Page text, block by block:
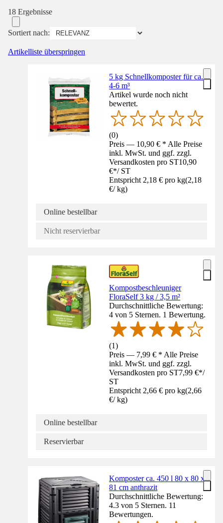
18 Ergebnisse
Sortiert nach:
Artikelliste überspringen
5 kg Schnellkomposter für ca.
4-6 m³
Artikel wurde noch nicht
bewertet.
(0)
Preis — 10,90 € * Alle Preise
inkl. MwSt. und ggf. zzgl.
Versandkosten pro ST10,90
€*/ ST
Entspricht 2,18 € pro kg(2,18
€/ kg)
Online bestellbar
Nicht reservierbar
Kompostbeschleuniger
FloraSelf 3 kg / 3,5 m²
Durchschnittliche Bewertung:
4 von 5 Sternen. 1 Bewertung.
(1)
Preis — 7,99 € * Alle Preise
inkl. MwSt. und ggf. zzgl.
Versandkosten pro ST7,99 €*/
ST
Entspricht 2,66 € pro kg(2,66
€/ kg)
Online bestellbar
Reservierbar
Komposter ca. 450 l 80 x 80 x
81 cm anthrazit
Durchschnittliche Bewertung:
4.3 von 5 Sternen. 11
Bewertungen.